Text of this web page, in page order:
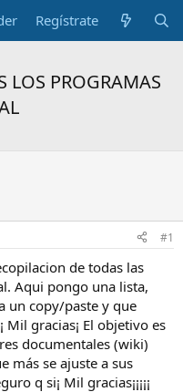
Regístrate
PROGRAMAS
#1
de todas las
Aqui pongo una lista,
un copy/paste y que
gracias¡ El objetivo es
documentales (wiki)
más se ajuste a sus
q si¡ Mil gracias¡¡¡¡¡